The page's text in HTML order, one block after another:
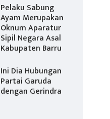
Pelaku Sabung
Ayam Merupakan
Oknum Aparatur
Sipil Negara Asal
Kabupaten Barru
Ini Dia Hubungan
Partai Garuda
dengan Gerindra